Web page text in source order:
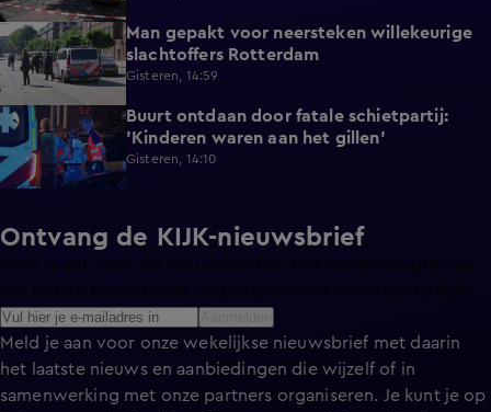
0:27
Man gepakt voor neersteken willekeurige
slachtoffers Rotterdam
Gisteren, 14:59
0:59
Buurt ontdaan door fatale schietpartij:
'Kinderen waren aan het gillen'
Gisteren, 14:10
Ontvang de KIJK-nieuwsbrief
Meld je aan voor onze wekelijkse nieuwsbrief met daarin
het laatste nieuws en aanbiedingen die wijzelf of in
samenwerking met onze partners organiseren. Je kunt je op